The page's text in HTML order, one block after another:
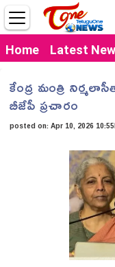
Home Latest
కేంద్ర మంత్రి
బీజేపీ ప్రచారం
posted on:Apr 10, 2026